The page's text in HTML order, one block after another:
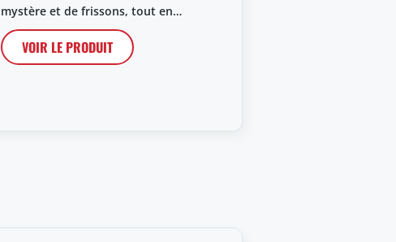
mystère et de frissons, tout en…
VOIR LE PRODUIT